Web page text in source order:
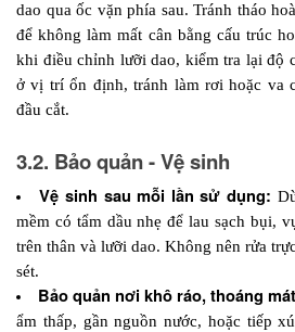
dao qua ốc vặn phía sau. Tránh tháo
để không làm mất cân bằng cấu trúc
khi điều chỉnh lưỡi dao, kiểm tra lại độ
ở vị trí ổn định, tránh làm rơi hoặc va
đầu cắt.
3.2. Bảo quản - Vệ sinh
Vệ sinh sau mỗi lần sử dụng:
mềm có tẩm dầu nhẹ để lau sạch bụi,
trên thân và lưỡi dao. Không nên rửa
sét.
Bảo quản nơi khô ráo, thoáng
ẩm thấp, gần nguồn nước, hoặc tiếp